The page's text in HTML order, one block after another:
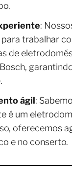
:
trabalhar
de
ágil:
é um
oferecemos
e no conserto.